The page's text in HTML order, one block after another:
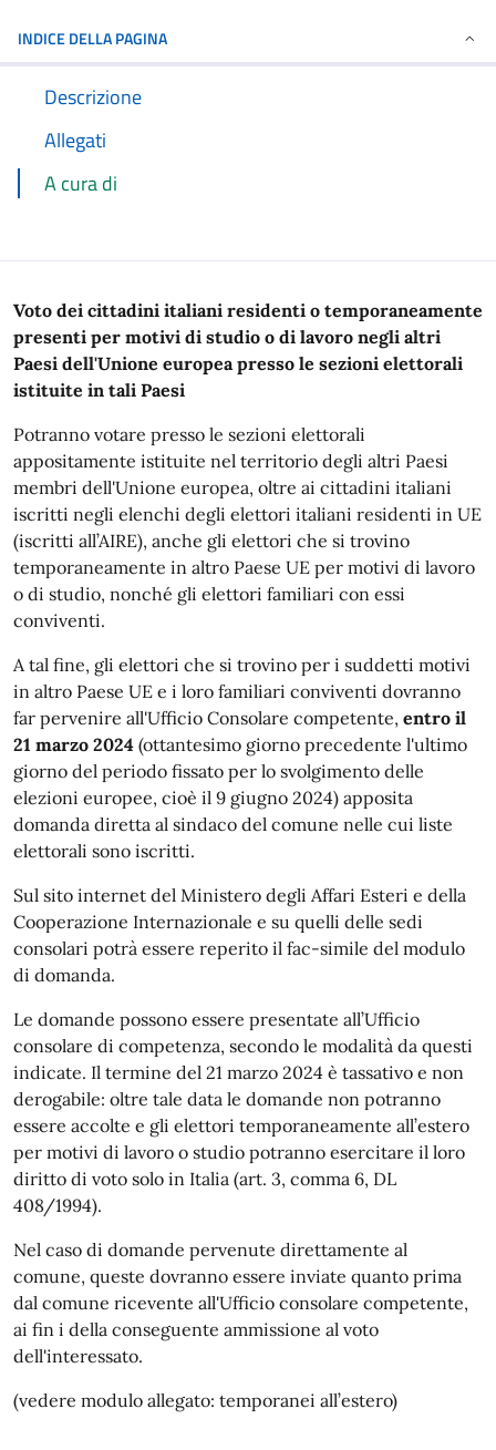
INDICE DELLA PAGINA
Descrizione
Allegati
A cura di
Voto dei cittadini italiani residenti o temporaneamente
presenti per motivi di studio o di lavoro negli altri
Paesi dell'Unione europea presso le sezioni elettorali
istituite in tali Paesi
Potranno votare presso le sezioni elettorali
appositamente istituite nel territorio degli altri Paesi
membri dell'Unione europea, oltre ai cittadini italiani
iscritti negli elenchi degli elettori italiani residenti in UE
(iscritti all’AIRE), anche gli elettori che si trovino
temporaneamente in altro Paese UE per motivi di lavoro
o di studio, nonché gli elettori familiari con essi
conviventi.
A tal fine, gli elettori che si trovino per i suddetti motivi
in altro Paese UE e i loro familiari conviventi dovranno
far pervenire all'Ufficio Consolare competente, entro il
21 marzo 2024 (ottantesimo giorno precedente l'ultimo
giorno del periodo fissato per lo svolgimento delle
elezioni europee, cioè il 9 giugno 2024) apposita
domanda diretta al sindaco del comune nelle cui liste
elettorali sono iscritti.
Sul sito internet del Ministero degli Affari Esteri e della
Cooperazione Internazionale e su quelli delle sedi
consolari potrà essere reperito il fac-simile del modulo
di domanda.
Le domande possono essere presentate all’Ufficio
consolare di competenza, secondo le modalità da questi
indicate. Il termine del 21 marzo 2024 è tassativo e non
derogabile: oltre tale data le domande non potranno
essere accolte e gli elettori temporaneamente all’estero
per motivi di lavoro o studio potranno esercitare il loro
diritto di voto solo in Italia (art. 3, comma 6, DL
408/1994).
Nel caso di domande pervenute direttamente al
comune, queste dovranno essere inviate quanto prima
dal comune ricevente all'Ufficio consolare competente,
ai fin i della conseguente ammissione al voto
dell'interessato.
(vedere modulo allegato: temporanei all’estero)